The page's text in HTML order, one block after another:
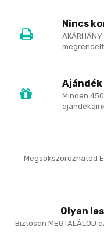
Nincs
Ajándék
Minden
Megsokszorozhatod
Olyan
Biztosan MEGTALÁLOD